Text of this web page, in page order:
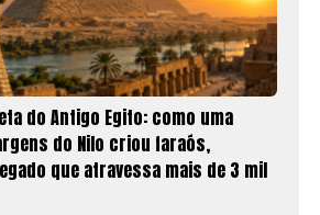
do Antigo Egito: como uma
do Nilo criou faraós,
que atravessa mais de 3 mil